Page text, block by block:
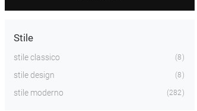
Stile
stile classico 8
stile design 8
stile moderno 282